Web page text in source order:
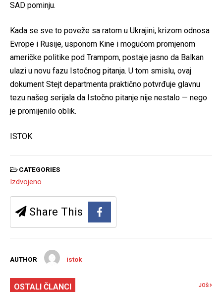
SAD pominju.
Kada se sve to poveže sa ratom u Ukrajini, krizom odnosa
Evrope i Rusije, usponom Kine i mogućom promjenom
američke politike pod Trampom, postaje jasno da Balkan
ulazi u novu fazu Istočnog pitanja. U tom smislu, ovaj
dokument Stejt departmenta praktično potvrđuje glavnu
tezu našeg serijala da Istočno pitanje nije nestalo — nego
je promijenilo oblik.
ISTOK
CATEGORIES
Izdvojeno
Share This
AUTHOR istok
OSTALI ČLANCI JOŠ